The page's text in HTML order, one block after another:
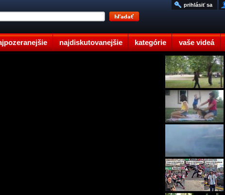
najdiskutovanejšie kategórie vaše videá
prihlásiť sa